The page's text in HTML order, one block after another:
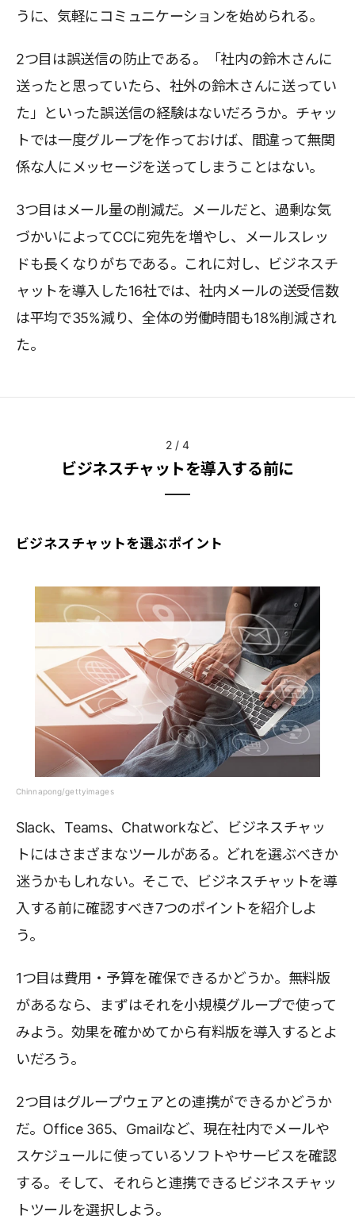
うに、気軽にコミュニケーションを始められる。
2つ目は誤送信の防止である。「社内の鈴木さんに
送ったと思っていたら、社外の鈴木さんに送ってい
た」といった誤送信の経験はないだろうか。チャッ
トでは一度グループを作っておけば、間違って無関
係な人にメッセージを送ってしまうことはない。
3つ目はメール量の削減だ。メールだと、過剰な気
づかいによってCCに宛先を増やし、メールスレッ
ドも長くなりがちである。これに対し、ビジネスチ
ャットを導入した16社では、社内メールの送受信数
は平均で35%減り、全体の労働時間も18%削減され
た。
2 / 4
ビジネスチャットを導入する前に
ビジネスチャットを選ぶポイント
Chinnapong/gettyimages
Slack、Teams、Chatworkなど、ビジネスチャッ
トにはさまざまなツールがある。どれを選ぶべきか
迷うかもしれない。そこで、ビジネスチャットを導
入する前に確認すべき7つのポイントを紹介しよ
う。
1つ目は費用・予算を確保できるかどうか。無料版
があるなら、まずはそれを小規模グループで使って
みよう。効果を確かめてから有料版を導入するとよ
いだろう。
2つ目はグループウェアとの連携ができるかどうか
だ。Office 365、Gmailなど、現在社内でメールや
スケジュールに使っているソフトやサービスを確認
する。そして、それらと連携できるビジネスチャッ
トツールを選択しよう。